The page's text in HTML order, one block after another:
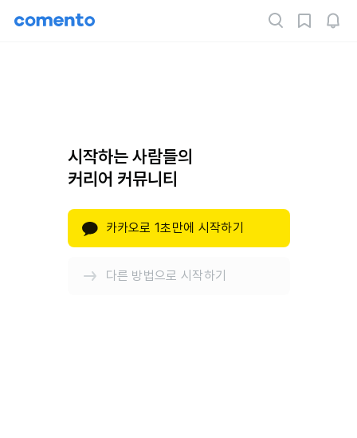
시작하는 사람들의
커리어 커뮤니티
카카오로 1초만에 시작하기
다른 방법으로 시작하기